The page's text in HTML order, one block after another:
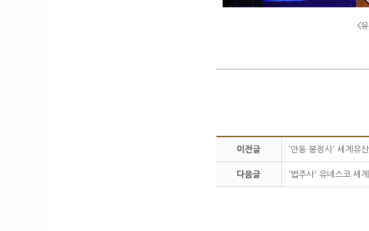
<유네스코세계유산 인증서
이전글 '안동 봉정사' 세계유
다음글 '법주사' 유네스코 세